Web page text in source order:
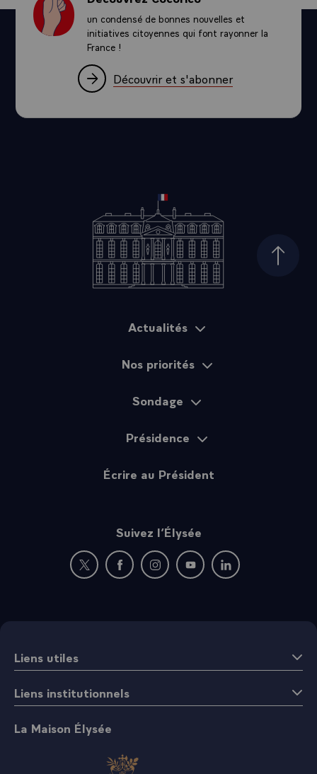
un condensé de bonnes nouvelles et
initiatives citoyennes qui font rayonner la
France !
Découvrir et s'abonner
Haut
Actualités
Nos priorités
Sondage
Présidence
Écrire au Président
Suivez l’Élysée
Nouvelle fenêtre : rejoignez-nous sur Twitter
Nouvelle fenêtre : rejoignez-nous sur
Nouvelle fenêtre : rejoignez-nous
Nouvelle fenêtre :
Nouvelle fenêtre :
Liens utiles
Liens institutionnels
La Maison Élysée